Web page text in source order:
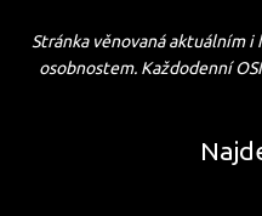
Stránka věnovaná aktuálním
osobnostem. Každodenní